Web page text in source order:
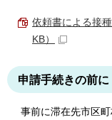
依頼書による接
KB）
申請手続きの前に
事前に滞在先市区町